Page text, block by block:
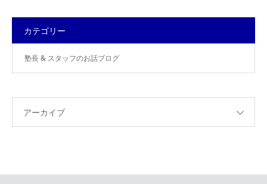
カテゴリー
塾長 & スタッフのお話ブログ
アーカイブ